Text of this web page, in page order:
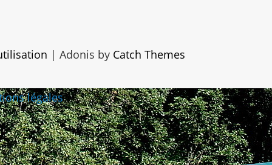
| Adonis by Catch Themes
légales